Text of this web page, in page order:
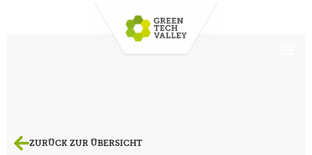
ZURÜCK ZUR ÜBERSICHT